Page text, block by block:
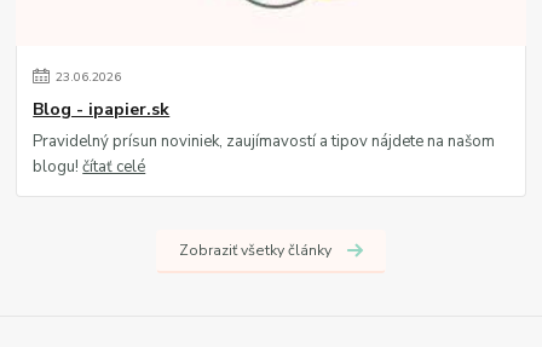
23.06.2026
Blog - ipapier.sk
Pravidelný prísun noviniek, zaujímavostí a tipov nájdete na našom
blogu!čítať celé
Zobraziť všetky články